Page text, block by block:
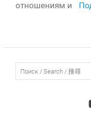
отношениям и